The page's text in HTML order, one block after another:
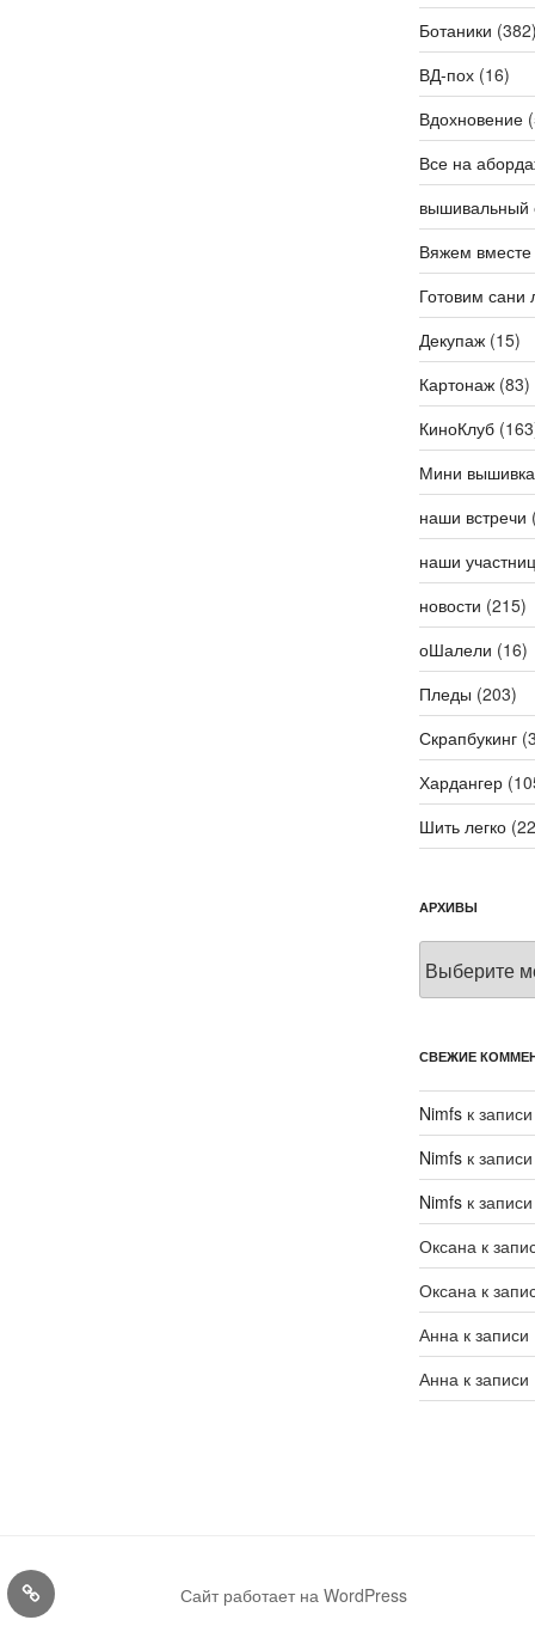
Ботаники
ВД-пох(16)
Вдохновение
Все на
вышивальный
Вяжем вместе
Готовим сани
Декупаж(15)
Картонаж(83)
КиноКлуб
Мини вышивка
наши встречи
наши
новости (215)
оШалели (16)
Пледы (203)
Скрапбукинг
Хардангер
Шить легко
АРХИВЫ
СВЕЖИЕ
Nimfsк
Nimfsк
Nimfsк
Оксанак
Оксанак
Аннак записи
Аннак записи
Конкурсы Сайт работает на WordPress